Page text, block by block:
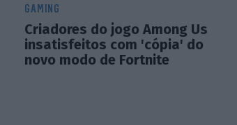
GAMING
Criadores do jogo Among Us
insatisfeitos com 'cópia' do
novo modo de Fortnite